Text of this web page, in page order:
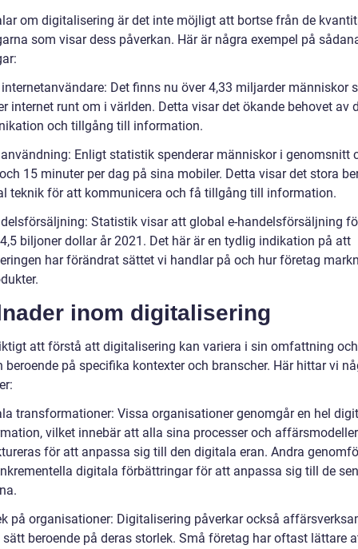
om digitalisering är det inte möjligt att bortse från de
som visar dess påverkan. Här är några exempel på
Det finns nu över 4,33 miljarder människor
internet runt om i världen. Detta visar det ökande behovet av
och tillgång till information.
Enligt statistik spenderar människor i genomsnitt
15 minuter per dag på sina mobiler. Detta visar det stora
teknik för att kommunicera och få tillgång till information.
Statistik visar att global e-handelsförsäljning
biljoner dollar år 2021. Det här är en tydlig indikation på att
har förändrat sättet vi handlar på och hur företag
inom digitalisering
att förstå att digitalisering kan variera i sin omfattning och
beroende på specifika kontexter och branscher. Här hittar vi
transformationer: Vissa organisationer genomgår en hel
vilket innebär att alla sina processer och affärsmodeller
för att anpassa sig till den digitala eran. Andra
digitala förbättringar för att anpassa sig till de
på organisationer: Digitalisering påverkar också
beroende på deras storlek. Små företag har oftast lättare